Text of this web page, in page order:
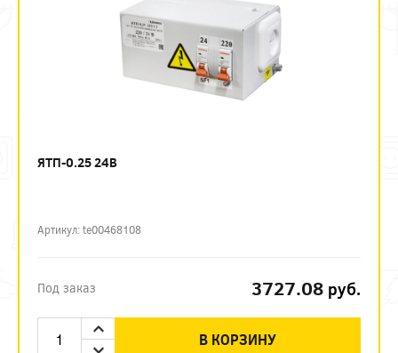
ЯТП-0.25 24В
Артикул: te00468108
Под заказ 3727.08 руб.
В КОРЗИНУ